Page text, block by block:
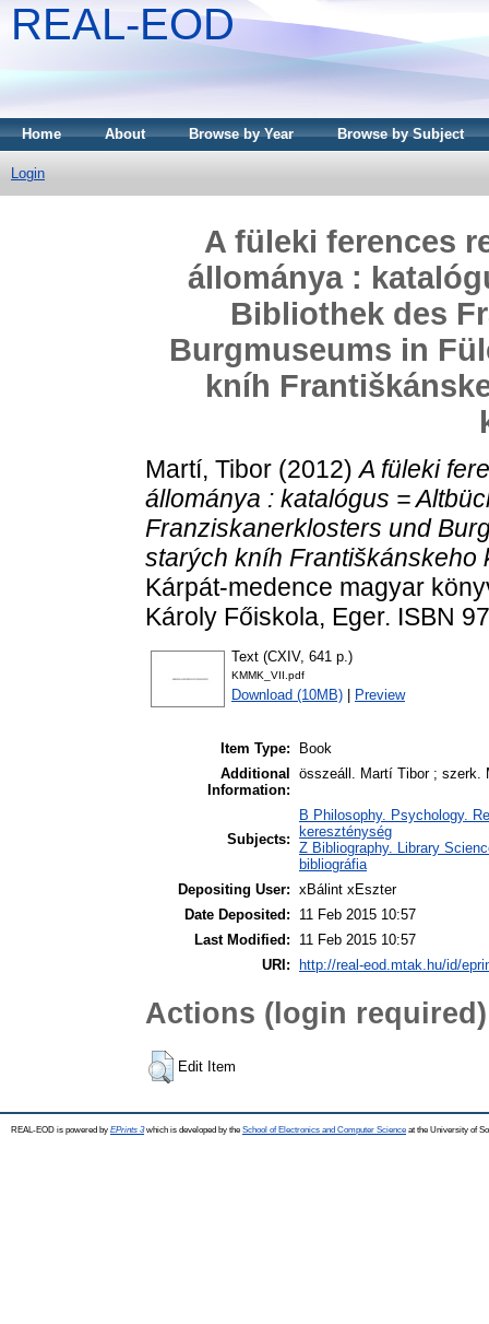
REAL-EOD
Home About Browse by Year Browse by Subject
Login
A füleki ferences
állománya :
Bibliothek des
Burgmuseums in
kníh
Martí, Tibor (2012)A füleki
állománya : katalógus =
Franziskanerklosters und
starých kníh Františkánskeho
Kárpát-medence magyar
Károly Főiskola, Eger. ISBN
Text (CXIV, 641 p.)
KMMK_VII.pdf
Download (10MB) Preview
Item Type:
Book
Additional
Information:
összeáll. Martí Tibor ; szerk.
Subjects:
B Philosophy. Psychology.
kereszténység
Z Bibliography. Library
bibliográfia
Depositing User: xBálint xEszter
Date Deposited:
11 Feb 2015 10:57
Last Modified:
11 Feb 2015 10:57
URI:
http://real-eod.mtak.hu/id/
Actions (login required)
Edit Item
REAL-EOD is powered by EPrints 3which is developed by the School of Electronics and Computer Science at the University of